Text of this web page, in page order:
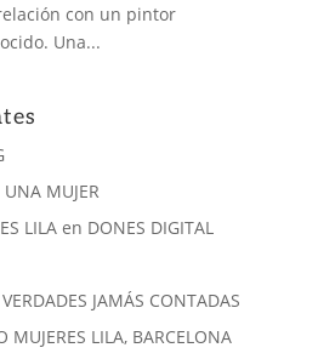
con un pintor
Una...
MUJER
LILA en DONES DIGITAL
JAMÁS CONTADAS
MUJERES LILA, BARCELONA